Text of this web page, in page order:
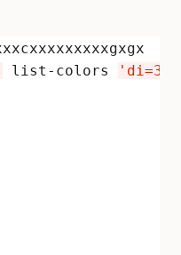
list-colors 'di=36'